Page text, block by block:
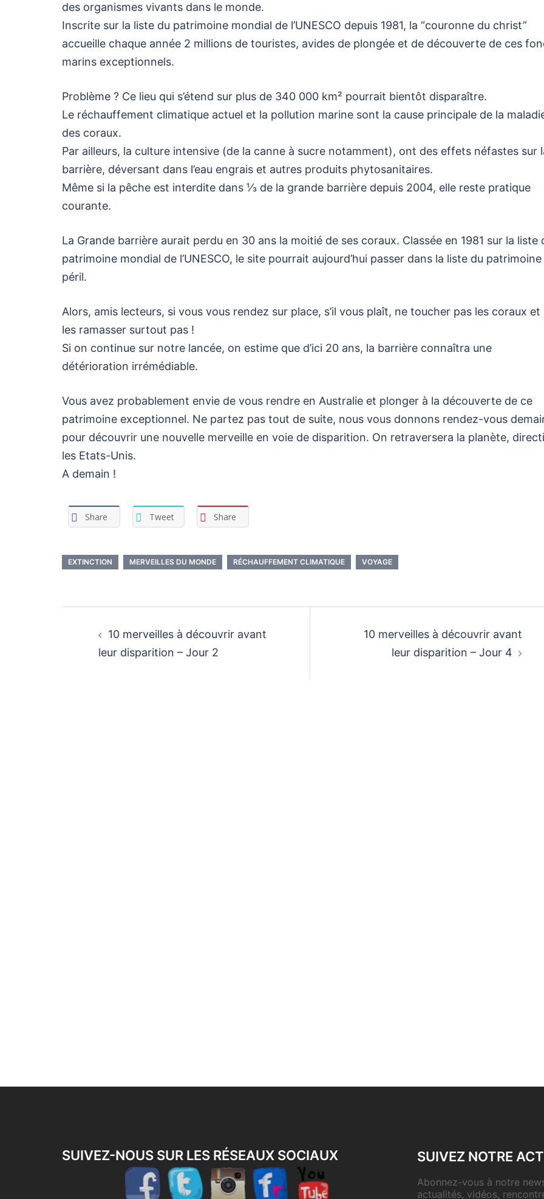
des organismes vivants dans le monde.
Inscrite sur la liste du patrimoine mondial de l’UNESCO depuis 1981, la “couronne du christ”
accueille chaque année 2 millions de touristes, avides de plongée et de découverte de ces
marins exceptionnels.
Problème ? Ce lieu qui s’étend sur plus de 340 000 km² pourrait bientôt disparaître.
Le réchauffement climatique actuel et la pollution marine sont la cause principale de la
des coraux.
Par ailleurs, la culture intensive (de la canne à sucre notamment), ont des effets néfastes sur
barrière, déversant dans l’eau engrais et autres produits phytosanitaires.
Même si la pêche est interdite dans ⅓ de la grande barrière depuis 2004, elle reste pratique
courante.
La Grande barrière aurait perdu en 30 ans la moitié de ses coraux. Classée en 1981 sur la liste
patrimoine mondial de l’UNESCO, le site pourrait aujourd’hui passer dans la liste du patrimoine
péril.
Alors, amis lecteurs, si vous vous rendez sur place, s’il vous plaît, ne toucher pas les coraux et
les ramasser surtout pas !
Si on continue sur notre lancée, on estime que d’ici 20 ans, la barrière connaîtra une
détérioration irrémédiable.
Vous avez probablement envie de vous rendre en Australie et plonger à la découverte de ce
patrimoine exceptionnel. Ne partez pas tout de suite, nous vous donnons rendez-vous
pour découvrir une nouvelle merveille en voie de disparition. On retraversera la planète,
les Etats-Unis.
A demain !
Share Tweet Share
EXTINCTION MERVEILLES DU MONDE RÉCHAUFFEMENT CLIMATIQUE VOYAGE
d’article10 merveilles à découvrir avant
leur disparition – Jour 2
10 merveilles à découvrir avant
leur disparition – Jour 4
SUIVEZ-NOUS SUR LES RÉSEAUX SOCIAUX SUIVEZ NOTRE
Abonnez-vous à notre
actualités, vidéos,